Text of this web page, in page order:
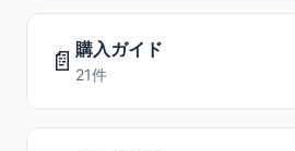
📄 購入ガイド
21件